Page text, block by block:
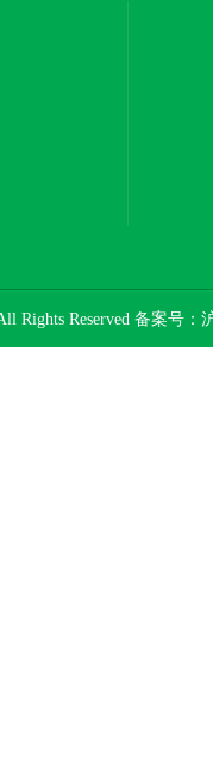
Reserved 备案号：